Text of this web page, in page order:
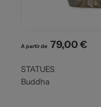
A partir de Prix
79,00 €
STATUES
Buddha